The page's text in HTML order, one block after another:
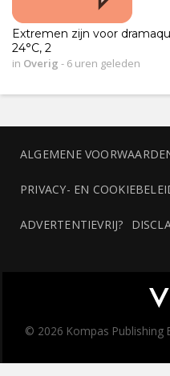
Extremen zijn voor
24°C, 2
in Overig - 6 uren geleden
ALGEMENE
PRIVACY- EN
ADVERTENTIEVRIJ?
© 2026 Kompas Publishing